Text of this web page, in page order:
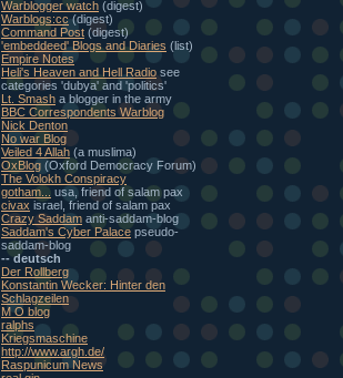
Warblogger watch (digest)
Warblogs:cc (digest)
Command Post (digest)
'embeddeed' Blogs and Diaries (list)
Empire Notes
Heli's Heaven and Hell Radio see
categories 'dubya' and 'politics'
Lt. Smash a blogger in the army
BBC Correspondents Warblog
Nick Denton
No war Blog
Veiled 4 Allah (a muslima)
OxBlog (Oxford Democracy Forum)
The Volokh Conspiracy
gotham...
usa, friend of salam pax
civax israel, friend of salam pax
Crazy Saddam anti-saddam-blog
Saddam's Cyber Palace pseudo-
saddam-blog
-- deutsch
Der Rollberg
Konstantin Wecker: Hinter den
Schlagzeilen
M O blog
ralphs
Kriegsmaschine
http://www.argh.de/
Raspunicum News